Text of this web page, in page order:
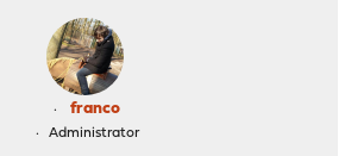
franco
Administrator